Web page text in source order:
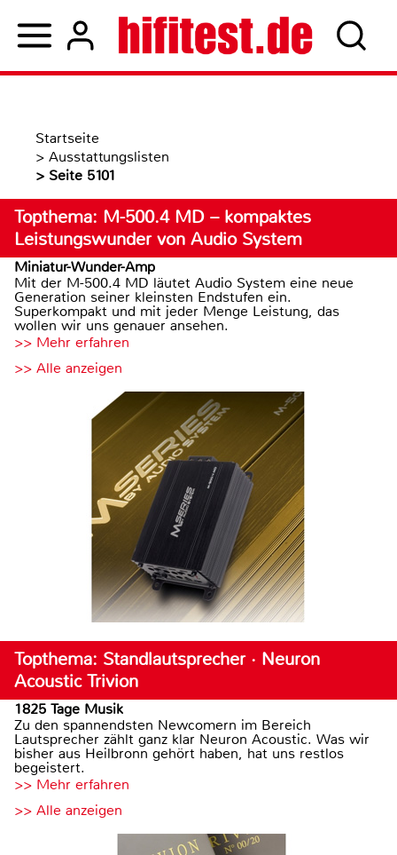
Startseite
> Ausstattungslisten
> Seite 5101
Topthema: M-500.4 MD – kompaktes
Leistungswunder von Audio System
Miniatur-Wunder-Amp
Mit der M-500.4 MD läutet Audio System eine neue
Generation seiner kleinsten Endstufen ein.
Superkompakt und mit jeder Menge Leistung, das
wollen wir uns genauer ansehen.
>> Mehr erfahren
>> Alle anzeigen
Topthema: Standlautsprecher · Neuron
Acoustic Trivion
1825 Tage Musik
Zu den spannendsten Newcomern im Bereich
Lautsprecher zählt ganz klar Neuron Acoustic. Was wir
bisher aus Heilbronn gehört haben, hat uns restlos
begeistert.
>> Mehr erfahren
>> Alle anzeigen